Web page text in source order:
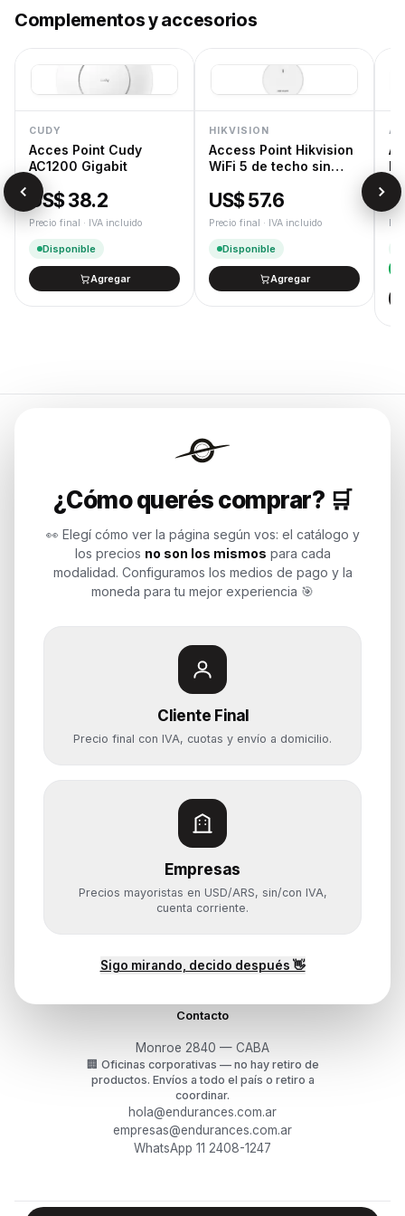
Complementos y accesorios
CUDY
Acces Point Cudy
AC1200 Gigabit
US$ 38.2
Precio final · IVA incluido
Disponible
Agregar
HIKVISION
Access Point Hikvision
WiFi 5 de techo sin
US$ 57.6
Precio final · IVA incluido
Disponible
Agregar
¿Cómo querés comprar? 🛒
👀 Elegí cómo ver la página según vos: el catálogo y
los precios no son los mismos para cada
modalidad. Configuramos los medios de pago y la
moneda para tu mejor experiencia 🎯
Cliente Final
Precio final con IVA, cuotas y envío a domicilio.
Empresas
Precios mayoristas en USD/ARS, sin/con IVA,
cuenta corriente.
Sigo mirando, decido después 👋
Endurances
Soluciones de tecnología para
Potenciamos tu mundo.
Time to work
Categorías
Notebooks
Computadoras y PCs
Componentes
Almacenamiento
Monitores y Pantallas
Ayuda
Mis pedidos
¿Cómo querés comprar?
Contacto
Monroe 2840 — CABA
🏢 Oficinas corporativas — no hay retiro de
productos. Envíos a todo el país o retiro a
coordinar.
hola@endurances.com.ar
empresas@endurances.com.ar
WhatsApp 11 2408-1247